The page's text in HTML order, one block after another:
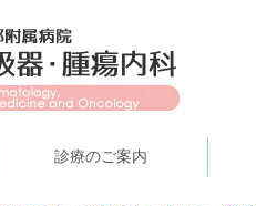
診療のご案内